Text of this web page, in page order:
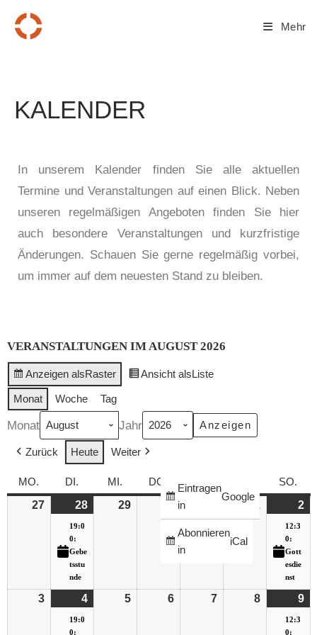
Mehr
KALENDER
In unserem Kalender finden Sie alle aktuellen
Termine und Veranstaltungen auf einen Blick. Neben
unseren regelmäßigen Angeboten finden Sie hier
auch besondere Veranstaltungen und kurzfristige
Änderungen. Schauen Sie gerne regelmäßig vorbei,
um immer auf dem neuesten Stand zu bleiben.
VERANSTALTUNGEN IM AUGUST 2026
Anzeigen alsRaster Ansicht alsListe
Monat Woche Tag
Monat Jahr
Zurück Heute Weiter
Eintragen
in
Google
Abonnieren
in
iCal
MO. DI. MI. DO.
SO.
27
28
19:0
0:
Gebe
tsstu
nde
29 1 2
12:3
0:
Gott
esdie
nst
3 4
19:0
0:
5 6 7 8 9
12:3
0: